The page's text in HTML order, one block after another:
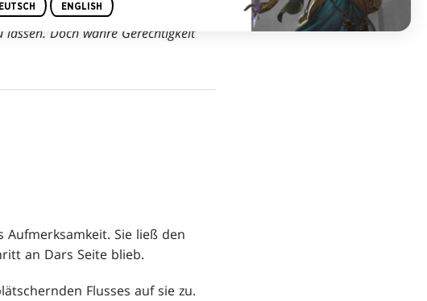
Doch wahre Gerechtigkeit
Aufmerksamkeit. Sie ließ den
an Dars Seite blieb.
Flusses auf sie zu.
ENGLISH